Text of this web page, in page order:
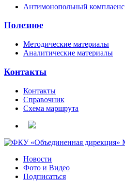
Антимонопольный комплаенс
Полезное
Методические материалы
Аналитические материалы
Контакты
Контакты
Справочник
Схема маршрута
Новости
Фото и Видео
Подписаться